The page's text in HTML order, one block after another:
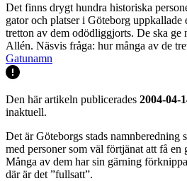
Det finns drygt hundra historiska
gator och platser i Göteborg uppkallade
tretton av dem odödliggjorts. De ska ge
Allén. Näsvis fråga: hur många av de
Gatunamn
Den här artikeln publicerades 2004-04-
inaktuell.
Det är Göteborgs stads namnberedning
med personer som väl förtjänat att få en
Många av dem har sin gärning
där är det ”fullsatt”.